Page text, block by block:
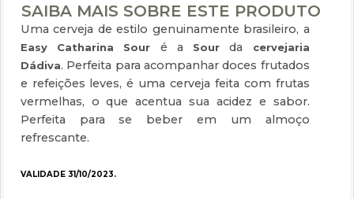
SAIBA MAIS SOBRE ESTE PRODUTO
Uma cerveja de estilo genuinamente brasileiro, a
Easy Catharina Sour é a Sourda
cervejaria
Dádiva. Perfeita para acompanhar doces frutados
e refeições leves, é uma cerveja feita com frutas
vermelhas, o que acentua sua acidez e sabor.
Perfeita para se beber em um almoço
refrescante.
VALIDADE 31/10/2023.